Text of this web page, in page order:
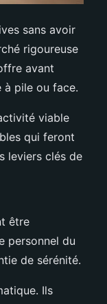
sans avoir
rigoureuse
avant
à pile ou face.
viable
qui feront
leviers clés de
être
personnel du
de sérénité.
Ils